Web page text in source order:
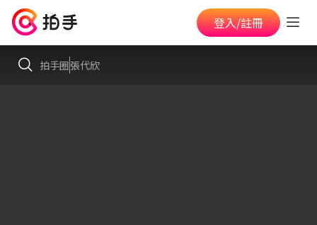
登入/註冊
拍手圈張代欣